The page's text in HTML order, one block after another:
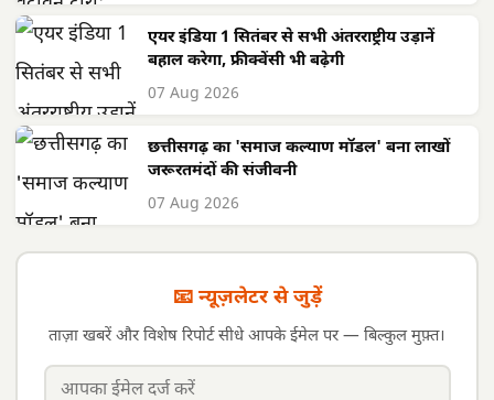
एयर इंडिया 1 सितंबर से सभी अंतरराष्ट्रीय उड़ानें
बहाल करेगा, फ्रीक्वेंसी भी बढ़ेगी
07 Aug 2026
छत्तीसगढ़ का 'समाज कल्याण मॉडल' बना लाखों
जरूरतमंदों की संजीवनी
07 Aug 2026
📧 न्यूज़लेटर से जुड़ें
ताज़ा खबरें और विशेष रिपोर्ट सीधे आपके ईमेल पर — बिल्कुल मुफ़्त।